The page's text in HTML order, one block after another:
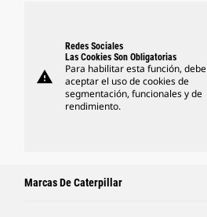
warning
Redes Sociales
Las Cookies Son Obligatorias
Para habilitar esta función, debe
aceptar el uso de cookies de
segmentación, funcionales y de
rendimiento.
Marcas De Caterpillar